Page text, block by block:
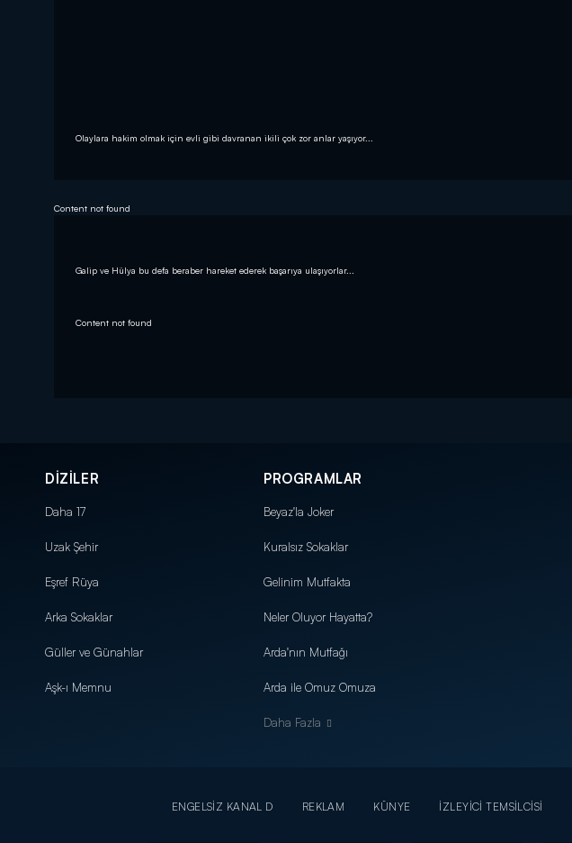
Olaylara hakim olmak için evli gibi davranan ikili çok zor anlar yaşıyor...
Content not found
Galip ve Hülya bu defa beraber hareket ederek başarıya ulaşıyorlar...
Content not found
DİZİLER
Daha 17
Uzak Şehir
Eşref Rüya
Arka Sokaklar
Güller ve Günahlar
Aşk-ı Memnu
PROGRAMLAR
Beyaz'la Joker
Kuralsız Sokaklar
Gelinim Mutfakta
Neler Oluyor Hayatta?
Arda'nın Mutfağı
Arda ile Omuz Omuza
Daha Fazla
ENGELSİZ KANAL D REKLAM KÜNYE İZLEYİCİ TEMSİLCİSİ